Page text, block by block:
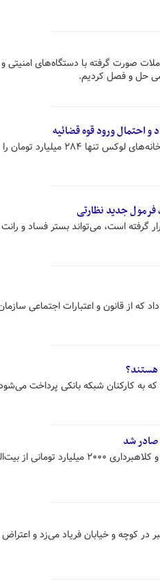
صورت گرفته با دستگاه‌های امنیتی و
حل و فصل کردیم.
احتمال ورود قوه قضائیه
وزارت اقتصاد در سال گذشته از مجموع ۷ هزار میلیارد تومان مالیات خودرو و خانه‌های لوکس تنها ۲۸۴ میلیارد تومان را
جدید نظارتی
گرفته است، می‌تواند بستر فساد و رانت
که از قانون و اعتبارات اجتماعی
هستند؟
کارکنان شبکه بانکی پرداخت می‌شود
رئیس کل دادگستری آذربایجان غربی از صدور حکم قطعی محکوم پرونده جعل و کلاهبرداری ۲۰۰۰
در کوچه و خیابان فریاد می‌زد و اعتراض